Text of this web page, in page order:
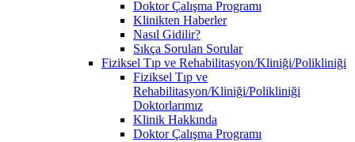
Doktor Çalışma Programı
Klinikten Haberler
Nasıl Gidilir?
Sıkça Sorulan Sorular
Fiziksel Tıp ve Rehabilitasyon/Kliniği/Polikliniği
Fiziksel Tıp ve
Rehabilitasyon/Kliniği/Polikliniği
Doktorlarımız
Klinik Hakkında
Doktor Çalışma Programı